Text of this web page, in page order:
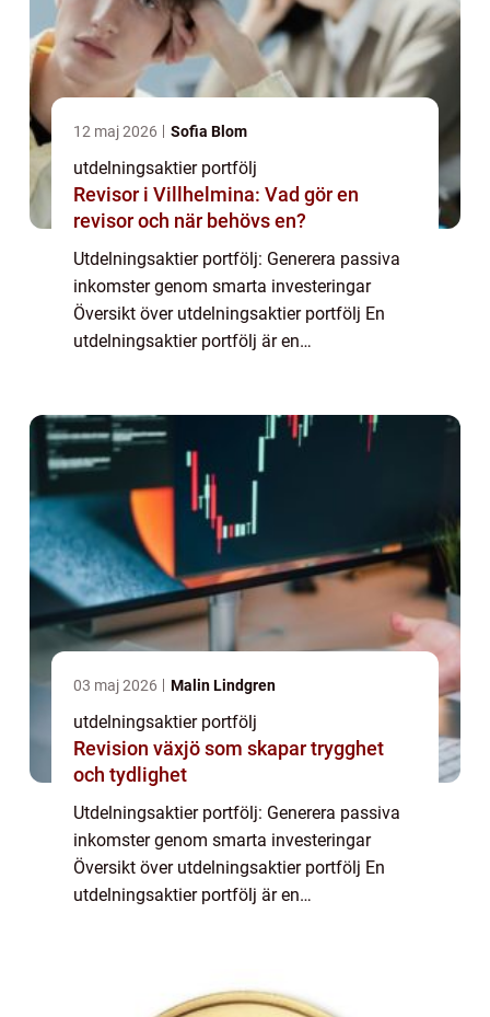
12 maj 2026 Sofia Blom
utdelningsaktier portfölj
Revisor i Villhelmina: Vad gör en
revisor och när behövs en?
Utdelningsaktier portfölj: Generera passiva
inkomster genom smarta investeringar
Översikt över utdelningsaktier portfölj En
utdelningsaktier portfölj är en
akti...
03 maj 2026 Malin Lindgren
utdelningsaktier portfölj
Revision växjö som skapar trygghet
och tydlighet
Utdelningsaktier portfölj: Generera passiva
inkomster genom smarta investeringar
Översikt över utdelningsaktier portfölj En
utdelningsaktier portfölj är en